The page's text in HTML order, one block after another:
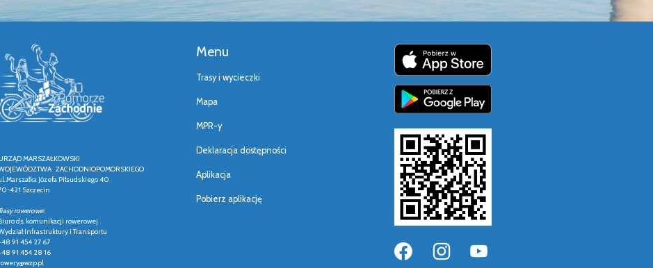
MARSZAŁKOWSKI
ZACHODNIOPOMORSKIEGO
Marszałka Józefa Piłsudskiego 40
421 Szczecin
rowerowe:
ds. komunikacji rowerowej
Infrastruktury i Transportu
91 454 27 67
91 454 28 16
Menu
Trasy i wycieczki
Mapa
MPR-y
Deklaracja dostępności
Aplikacja
Pobierz aplikację